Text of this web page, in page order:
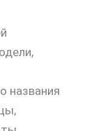
названия